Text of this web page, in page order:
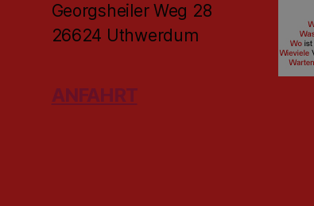
Georgsheiler Weg 28
26624 Uthwerdum
ANFAHRT